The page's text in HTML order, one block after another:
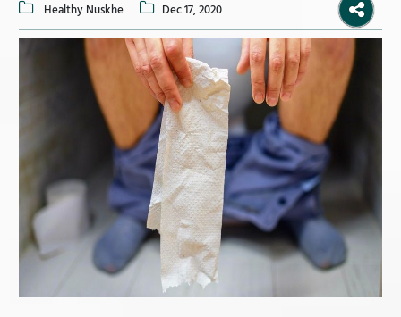
Healthy Nuskhe Dec 17, 2020